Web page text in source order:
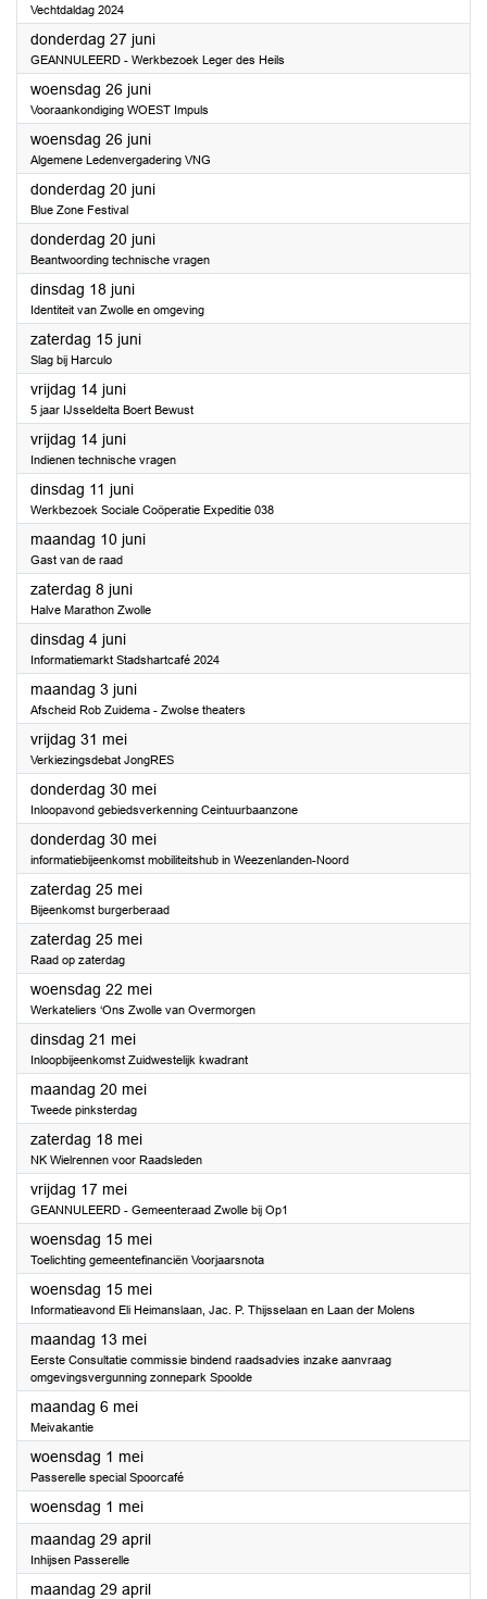
Vechtdaldag 2024
donderdag 27 juni2024
GEANNULEERD - Werkbezoek Leger des Heils
woensdag 26 juni2024
Vooraankondiging WOEST Impuls
woensdag 26 juni2024
Algemene Ledenvergadering VNG
donderdag 20 juni2024
Blue Zone Festival
donderdag 20 juni2024
Beantwoording technische vragen
dinsdag 18 juni2024
Identiteit van Zwolle en omgeving
zaterdag 15 juni2024
Slag bij Harculo
vrijdag 14 juni2024
5 jaar IJsseldelta Boert Bewust
vrijdag 14 juni2024
Indienen technische vragen
dinsdag 11 juni2024
Werkbezoek Sociale Coöperatie Expeditie 038
maandag 10 juni2024
Gast van de raad
zaterdag 8 juni2024
Halve Marathon Zwolle
dinsdag 4 juni2024
Informatiemarkt Stadshartcafé 2024
maandag 3 juni2024
Afscheid Rob Zuidema - Zwolse theaters
vrijdag 31 mei2024
Verkiezingsdebat JongRES
donderdag 30 mei2024
Inloopavond gebiedsverkenning Ceintuurbaanzone
donderdag 30 mei2024
informatiebijeenkomst mobiliteitshub in Weezenlanden-Noord
zaterdag 25 mei2024
Bijeenkomst burgerberaad
zaterdag 25 mei2024
Raad op zaterdag
woensdag 22 mei2024
Werkateliers ‘Ons Zwolle van Overmorgen
dinsdag 21 mei2024
Inloopbijeenkomst Zuidwestelijk kwadrant
maandag 20 mei2024
Tweede pinksterdag
zaterdag 18 mei2024
NK Wielrennen voor Raadsleden
vrijdag 17 mei2024
GEANNULEERD - Gemeenteraad Zwolle bij Op1
woensdag 15 mei2024
Toelichting gemeentefinanciën Voorjaarsnota
woensdag 15 mei2024
Informatieavond Eli Heimanslaan, Jac. P. Thijsselaan en Laan der Molens
maandag 13 mei2024
Eerste Consultatie commissie bindend raadsadvies inzake aanvraag
omgevingsvergunning zonnepark Spoolde
maandag 6 mei2024
Meivakantie
woensdag 1 mei2024
Passerelle special Spoorcafé
woensdag 1 mei2024
maandag 29 april2024
Inhijsen Passerelle
maandag 29 april2024